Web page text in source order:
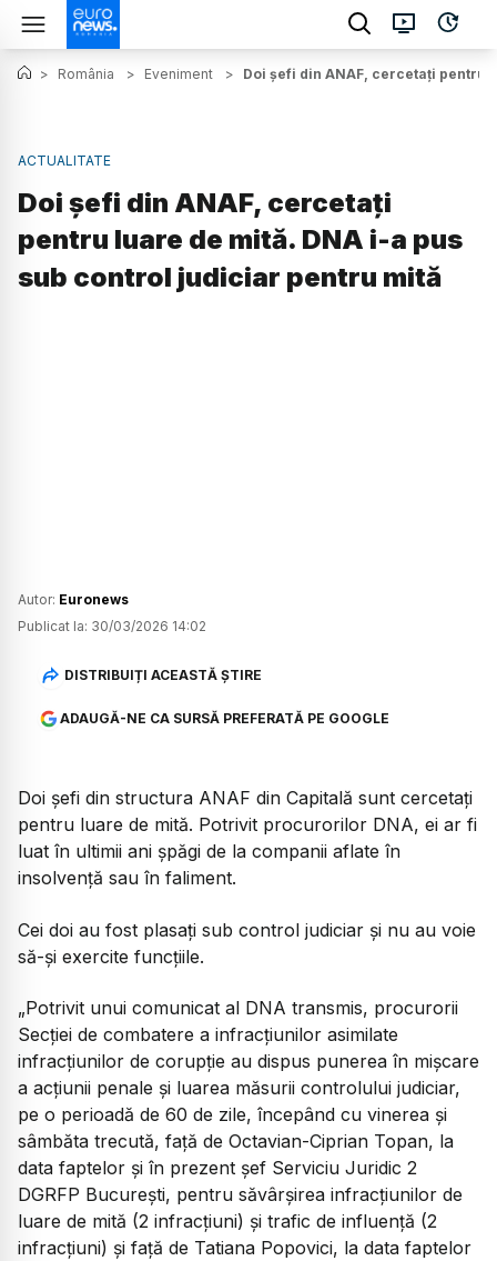
> România > Eveniment > Doi șefi din ANAF, cercetați pentru
ACTUALITATE
Doi șefi din ANAF, cercetați
pentru luare de mită. DNA i-a pus
sub control judiciar pentru mită
Autor: Euronews
Publicat la: 30/03/2026 14:02
DISTRIBUIȚI ACEASTĂ ȘTIRE
ADAUGĂ-NE CA SURSĂ PREFERATĂ PE GOOGLE
Doi șefi din structura ANAF din Capitală sunt cercetați
pentru luare de mită. Potrivit procurorilor DNA, ei ar fi
luat în ultimii ani șpăgi de la companii aflate în
insolvență sau în faliment.
Cei doi au fost plasați sub control judiciar și nu au voie
să-și exercite funcțiile.
„Potrivit unui comunicat al DNA transmis, procurorii
Secției de combatere a infracțiunilor asimilate
infracțiunilor de corupție au dispus punerea în mișcare
a acțiunii penale și luarea măsurii controlului judiciar,
pe o perioadă de 60 de zile, începând cu vinerea și
sâmbăta trecută, față de Octavian-Ciprian Topan, la
data faptelor și în prezent șef Serviciu Juridic 2
DGRFP București, pentru săvârșirea infracțiunilor de
luare de mită (2 infracțiuni) și trafic de influență (2
infracțiuni) și față de Tatiana Popovici, la data faptelor